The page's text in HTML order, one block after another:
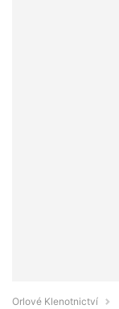
Orlové Klenotnictví